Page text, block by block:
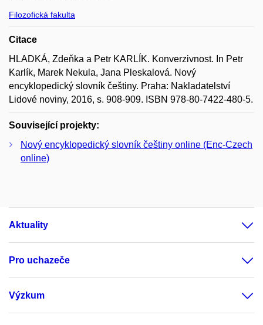
Filozofická fakulta
Citace
HLADKÁ, Zdeňka a Petr KARLÍK. Konverzivnost. In Petr
Karlík, Marek Nekula, Jana Pleskalová. Nový
encyklopedický slovník češtiny. Praha: Nakladatelství
Lidové noviny, 2016, s. 908-909. ISBN 978-80-7422-480-5.
Související projekty:
Nový encyklopedický slovník češtiny online (Enc-Czech
online)
Aktuality
Pro uchazeče
Výzkum